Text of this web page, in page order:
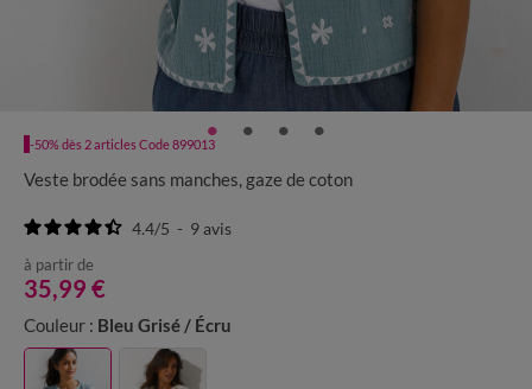
-50% dès 2 articles Code 899013
Veste brodée sans manches, gaze de coton
4.4/5 - 9avis
à partir de
35,99 €
Couleur : Bleu Grisé / Écru